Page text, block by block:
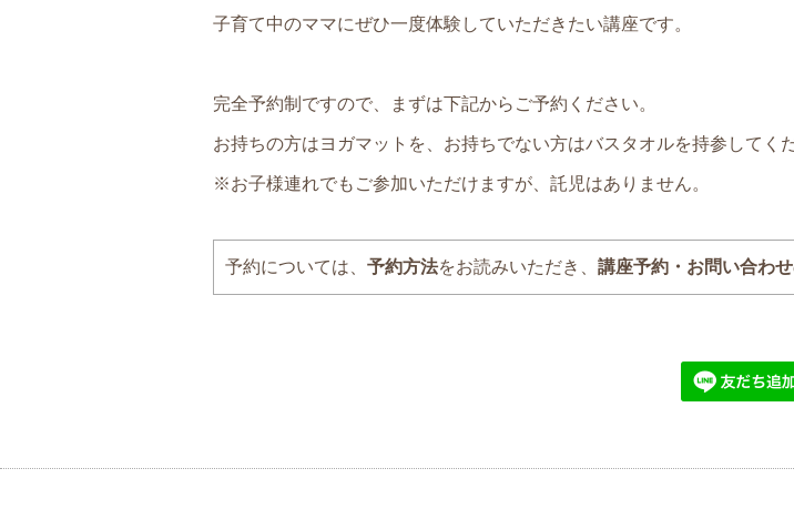
子育て中のママにぜひ一度体験していただきたい講座です。
完全予約制ですので、まずは下記からご予約ください。
お持ちの方はヨガマットを、お持ちでない方はバスタオルを持参してく
※お子様連れでもご参加いただけますが、託児はありません。
予約については、 予約方法をお読みいただき、 講座予約・お問い合わせ